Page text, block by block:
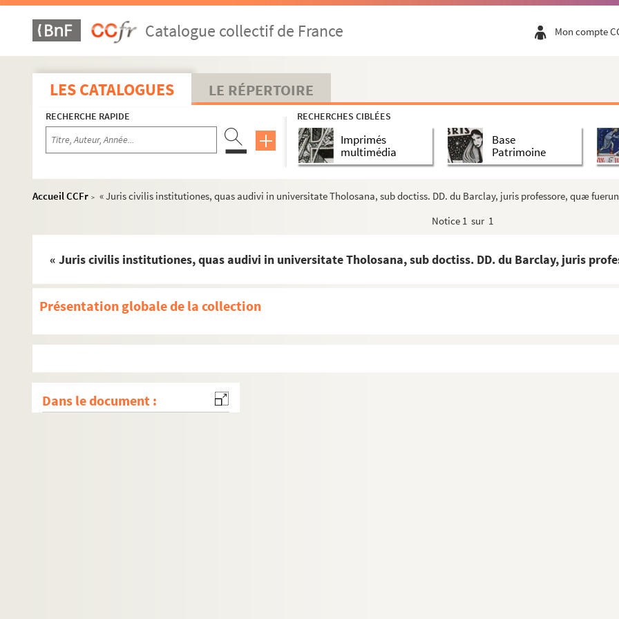
Catalogue collectif de France Mon compte
LES CATALOGUES LE RÉPERTOIRE
RECHERCHE RAPIDE RECHERCHES CIBLÉES
Imprimés
multimédia
Base
Patrimoine
Accueil CCFr > « Juris civilis institutiones, quas audivi in universitate Tholosana, sub doctiss. DD. du Barclay, juris professore, quæ
Notice 1 sur 1
Présentation globale de la collection
Dans le document :